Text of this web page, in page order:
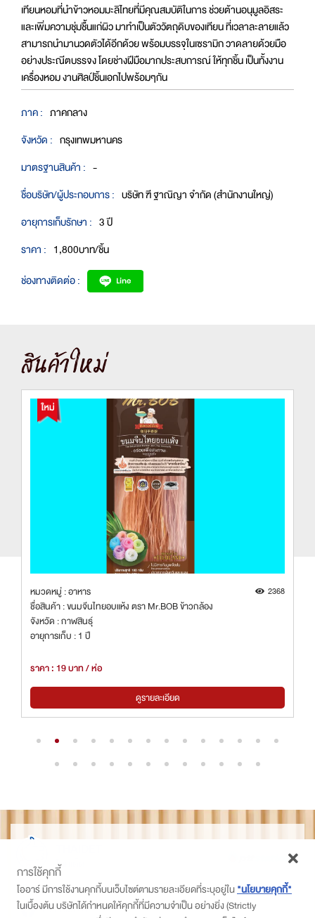
เทียนหอมที่นำข้าวหอมมะลิไทยที่มีคุณสมบัติในการ ช่วยต้านอนุมูลอิสระ
และเพิ่มความชุ่มชื้นแก่ผิว มาทำเป็นตัววัตถุดิบของเทียน ที่เวลาละลายแล้ว
สามารถนำมานวดตัวได้อีกด้วย พร้อมบรรจุในเซรามิก วาดลายด้วยมือ
อย่างประณีตบรรจง โดยช่างฝีมือมากประสบการณ์ ให้ทุกชิ้น เป็นทั้งงาน
เครื่องหอม งานศิลป์ชิ้นเอกไปพร้อมๆกัน
ภาค : ภาคกลาง
จังหวัด : กรุงเทพมหานคร
มาตรฐานสินค้า : -
ชื่อบริษัท/ผู้ประกอบการ : บริษัท ฑี ฐาณิญา จำกัด (สำนักงานใหญ่)
อายุการเก็บรักษา : 3 ปี
ราคา : 1,800บาท/ชิ้น
ช่องทางติดต่อ :
สินค้าใหม่
หมวดหมู่ : อาหาร 2368
ชื่อสินค้า : ขนมจีนไทยอบแห้ง ตรา Mr.BOB ข้าวกล้อง
จังหวัด : กาฬสินธุ์
อายุการเก็บ : 1 ปี
ราคา : 19 บาท / ห่อ
ดูรายละเอียด
ไทยเด็ด
ติดตามเราที่
PTT Station
การใช้คุกกี้
โออาร์ มีการใช้งานคุกกี้บนเว็บไซต์ตามรายละเอียดที่ระบุอยู่ใน"นโยบายคุกกี้"
ในเบื้องต้น บริษัทได้กำหนดให้คุกกี้ที่มีความจำเป็น อย่างยิ่ง (Strictly